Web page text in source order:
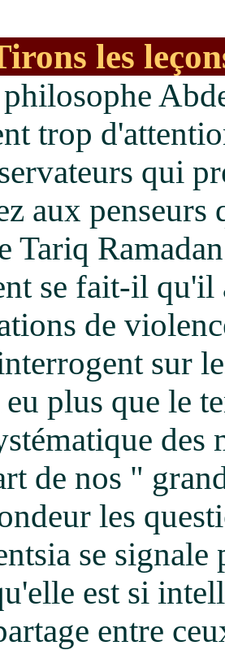
les
trop
qui
aux
Tariq
se fait-il qu'il
de
sur
eu plus que le
des
de nos "
les
se signale
est si
entre